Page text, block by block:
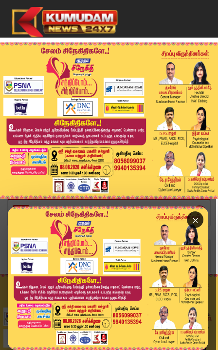
×
Home
வீடியோ ஸ்டோரி
கரூர் துயரம்..! உண்மையை கண்டறிய போலீஸ் தீவிரம் ...